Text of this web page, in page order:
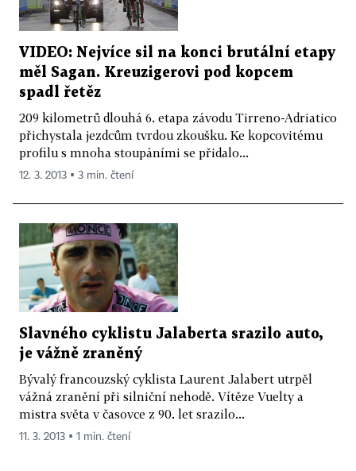
VIDEO: Nejvíce sil na konci brutální etapy
měl Sagan. Kreuzigerovi pod kopcem
spadl řetěz
209 kilometrů dlouhá 6. etapa závodu Tirreno-Adriatico
přichystala jezdcům tvrdou zkoušku. Ke kopcovitému
profilu s mnoha stoupáními se přidalo...
12. 3. 2013 ▪ 3 min. čtení
Slavného cyklistu Jalaberta srazilo auto,
je vážně zraněný
Bývalý francouzský cyklista Laurent Jalabert utrpěl
vážná zranění při silniční nehodě. Vítěze Vuelty a
mistra světa v časovce z 90. let srazilo...
11. 3. 2013 ▪ 1 min. čtení